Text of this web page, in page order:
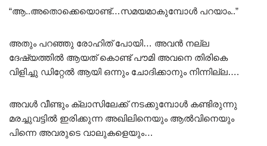
“ആ..അതൊക്കെയൊണ്ട്…സമയമാകുമ്പോൾ പറയാം..”
അതും പറഞ്ഞു രോഹിത് പോയി… അവൻ നല്ല
ദേഷ്യത്തിൽ ആയത് കൊണ്ട് പൗമി അവനെ തിരികെ
വിളിച്ചു ഡിറ്റേൽ ആയി ഒന്നും ചോദിക്കാനും നിന്നില്ല….
അവൾ വീണ്ടും ക്ലാസിലേക്ക് നടക്കുമ്പോൾ കണ്ടിരുന്നു
മരച്ചുവട്ടിൽ ഇരിക്കുന്ന അഖിലിനെയും ആൽവിനെയും
പിന്നെ അവരുടെ വാലുകളെയും…